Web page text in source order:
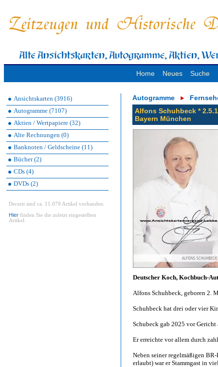
Home Neues Suche
Ansichtskarten (3916)
Autogramme (7107)
Aktien / Wertpapiere (32)
Alte Rechnungen (0)
Banknoten / Geldscheine (11)
Bücher (2)
CDs (4)
DVDs (2)
Derzeit sind ca. 11.079 Artikel vorhanden.
Hier finden Sie die zuletzt eingestellten
Artikel.
Autogramme
Alfons Schuhbeck *
Bayern München
Deutscher Koch, Kochbuch-
Alfons Schuhbeck, geboren 2.
Schuhbeck hat drei oder vier
Schubeck gab 2025 vor
Er erreichte vor allem durch
Neben seiner regelmäßigen
erlaubt) war er Stammgast in